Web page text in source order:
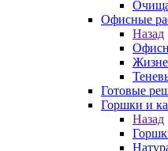
Офисные
Назад
Готовые
Горшки и
Назад